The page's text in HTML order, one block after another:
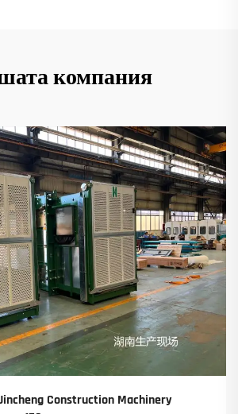
компания
Construction Machinery